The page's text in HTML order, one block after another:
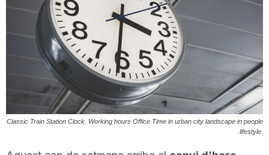
Classic Train Station Clock. Working hours Office Time in urban city landscape in people
lifestyle.